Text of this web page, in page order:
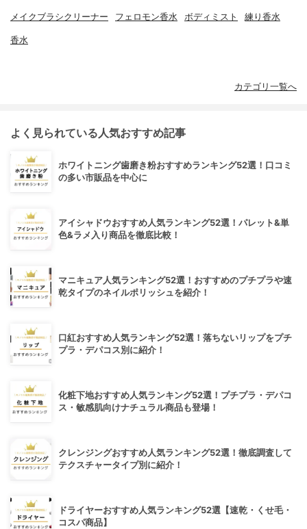
メイクブラシクリーナー フェロモン香水 ボディミスト 練り香水
香水
カテゴリ一覧へ
よく見られている人気おすすめ記事
ホワイトニング歯磨き粉おすすめランキング52選！口コミ
の多い市販品を中心に
アイシャドウおすすめ人気ランキング52選！パレット&単
色&ラメ入り商品を徹底比較！
マニキュア人気ランキング52選！おすすめのプチプラや速
乾タイプのネイルポリッシュを紹介！
口紅おすすめ人気ランキング52選！落ちないリップをプチ
プラ・デパコス別に紹介！
化粧下地おすすめ人気ランキング52選！プチプラ・デパコ
ス・敏感肌向けナチュラル商品も登場！
クレンジングおすすめ人気ランキング52選！徹底調査して
テクスチャータイプ別に紹介！
ドライヤーおすすめ人気ランキング52選【速乾・くせ毛・
コスパ商品】